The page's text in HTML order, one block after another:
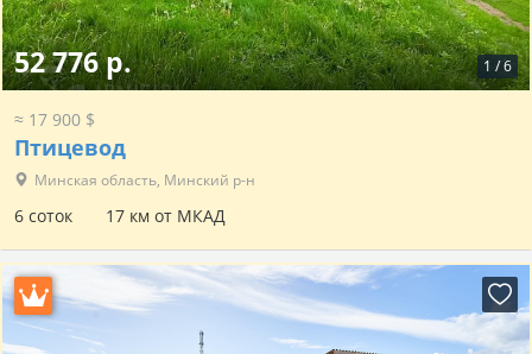
1 /6
52 776 р.
≈ 17 900 $
Птицевод
Минская область, Минский р-н
6 соток 17 км от МКАД